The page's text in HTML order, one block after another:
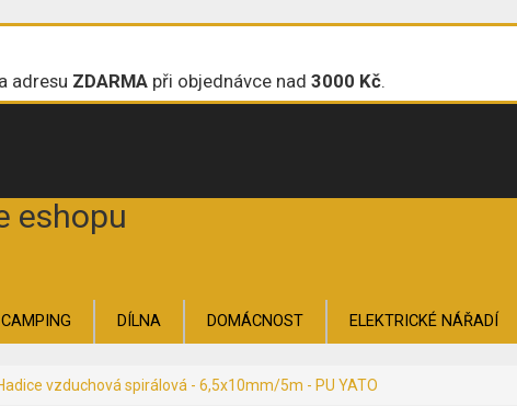
adresu ZDARMA při objednávce nad 3000 Kč.
eshopu
CAMPING DÍLNA DOMÁCNOST ELEKTRICKÉ NÁŘADÍ
vzduchová spirálová - 6,5x10mm/5m - PU YATO